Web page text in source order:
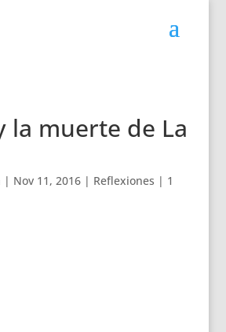
la muerte de La
| Nov 11, 2016| Reflexiones | 1